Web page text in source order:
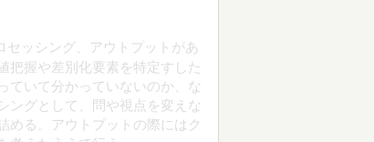
ッシング、アウトプットがあ
把握や差別化要素を特定すした
ていて分かっていないのか、な
ングとして、問や視点を変えな
める。アウトプットの際にはク